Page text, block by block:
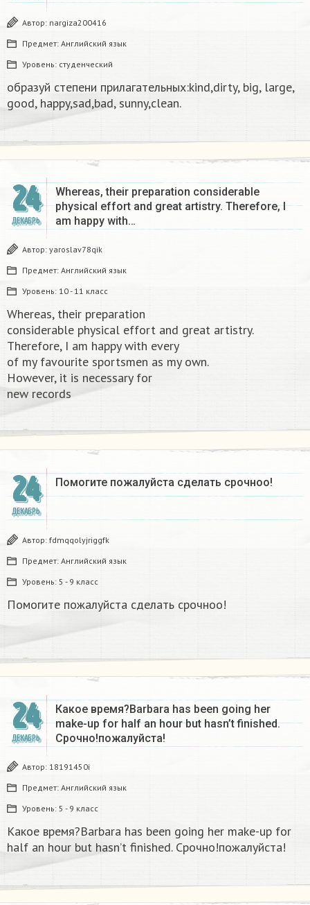
Автор: nargiza200416
Предмет: Английский язык
Уровень: студенческий
образуй степени прилагательных:kind,dirty, big, large,
good, happy,sad,bad, sunny,clean.​
24
ДЕКАБРЬ
Whereas, their preparation considerable
physical effort and great artistry. Therefore, I
am happy with…
Автор: yaroslav78qik
Предмет: Английский язык
Уровень: 10 - 11 класс
Whereas, their preparation
considerable physical effort and great artistry.
Therefore, I am happy with every
of my favourite sportsmen as my own.
However, it is necessary for
new records​
24
ДЕКАБРЬ
Помогите пожалуйста сделать срочноо! ​
Автор: fdmqqolyjriggfk
Предмет: Английский язык
Уровень: 5 - 9 класс
Помогите пожалуйста сделать срочноо!
24
ДЕКАБРЬ
Какое время?Barbara has been going her
make-up for half an hour but hasn’t finished.
Срочно!пожалуйста!
Автор: 18191450i
Предмет: Английский язык
Уровень: 5 - 9 класс
Какое время?Barbara has been going her make-up for
half an hour but hasn’t finished. Срочно!пожалуйста!